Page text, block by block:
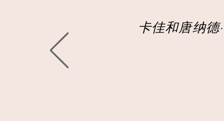
卡佳和唐纳德